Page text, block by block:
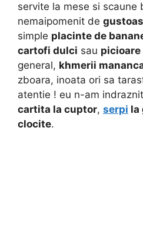
servite la mese si scaune
nemaipomenit de
simple placinte de
cartofi dulci sau picioare
general, khmerii
zboara, inoata ori sa
atentie ! eu n-am
cartita la cuptor, serpi la
clocite.